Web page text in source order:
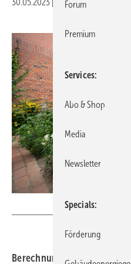
30.05.2023 Druckvorschau
Berechnungen der
Forum
Premium
Services
Abo & Shop
Media
Newsletter
Specials
Förderung